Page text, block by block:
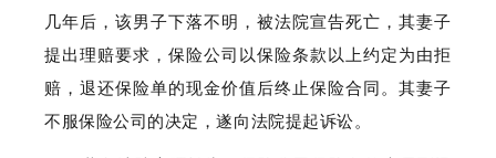
几年后，该男子下落不明，被法院宣告死亡，其妻子
提出理赔要求，保险公司以保险条款以上约定为由拒
赔，退还保险单的现金价值后终止保险合同。其妻子
不服保险公司的决定，遂向法院提起诉讼。